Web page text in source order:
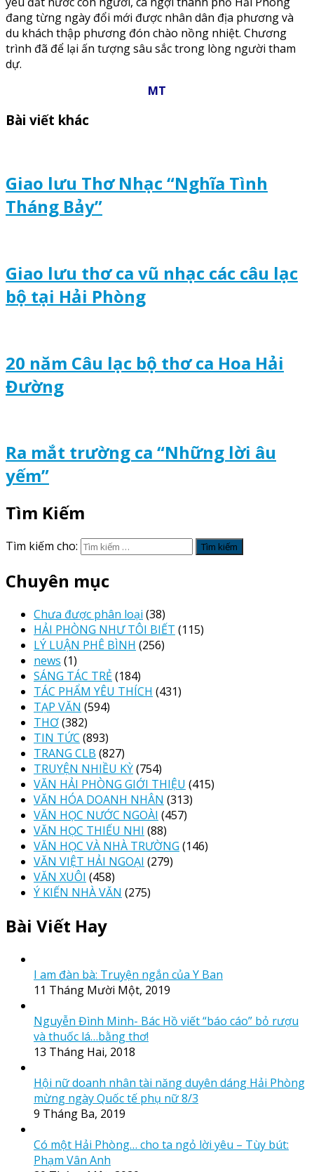
đang từng ngày đổi mới được nhân dân địa phương và
du khách thập phương đón chào nồng nhiệt. Chương
trình đã để lại ấn tượng sâu sắc trong lòng người tham
dự.
MT
Bài viết khác
Giao lưu Thơ Nhạc “Nghĩa Tình
Tháng Bảy”
Giao lưu thơ ca vũ nhạc các câu lạc
bộ tại Hải Phòng
20 năm Câu lạc bộ thơ ca Hoa Hải
Đường
Ra mắt trường ca “Những lời âu
yếm”
Tìm Kiếm
Tìm kiếm cho:
Chuyên mục
Chưa được phân loại (38)
HẢI PHÒNG NHƯ TÔI BIẾT (115)
LÝ LUẬN PHÊ BÌNH (256)
news (1)
SÁNG TÁC TRẺ (184)
TÁC PHẨM YÊU THÍCH (431)
TẠP VĂN (594)
THƠ(382)
TIN TỨC (893)
TRANG CLB (827)
TRUYỆN NHIỀU KỲ(754)
VĂN HẢI PHÒNG GIỚI THIỆU (415)
VĂN HÓA DOANH NHÂN (313)
VĂN HỌC NƯỚC NGOÀI (457)
VĂN HỌC THIẾU NHI (88)
VĂN HỌC VÀ NHÀ TRƯỜNG (146)
VĂN VIỆT HẢI NGOẠI (279)
VĂN XUÔI (458)
Ý KIẾN NHÀ VĂN (275)
Bài Viết Hay
I am đàn bà: Truyện ngắn của Y Ban
11 Tháng Mười Một, 2019
Nguyễn Đình Minh- Bác Hồ viết “báo cáo” bỏ rượu
và thuốc lá…bằng thơ!
13 Tháng Hai, 2018
Hội nữ doanh nhân tài năng duyên dáng Hải Phòng
mừng ngày Quốc tế phụ nữ 8/3
9 Tháng Ba, 2019
Có một Hải Phòng… cho ta ngỏ lời yêu – Tùy bút:
Phạm Vân Anh